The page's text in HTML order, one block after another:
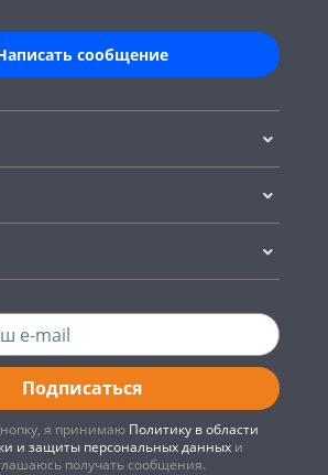
сообщение
Подписаться
я принимаю Политику в области
и защиты персональных данныхи
получать сообщения.